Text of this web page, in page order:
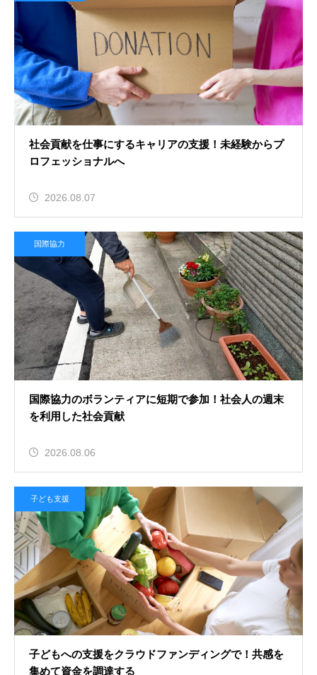
社会貢献を仕事にするキャリアの支援！未経験からプ
ロフェッショナルへ
2026.08.07
国際協力
国際協力のボランティアに短期で参加！社会人の週末
を利用した社会貢献
2026.08.06
子ども支援
子どもへの支援をクラウドファンディングで！共感を
集めて資金を調達する